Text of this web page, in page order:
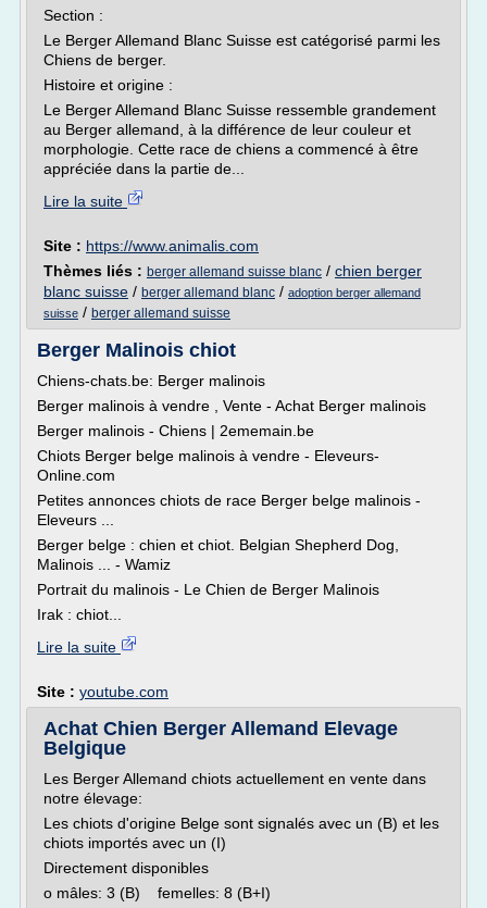
Section :
Le Berger Allemand Blanc Suisse est catégorisé parmi les
Chiens de berger.
Histoire et origine :
Le Berger Allemand Blanc Suisse ressemble grandement
au Berger allemand, à la différence de leur couleur et
morphologie. Cette race de chiens a commencé à être
appréciée dans la partie de...
Lire la suite
Site : https://www.animalis.com
Thèmes liés : berger allemand suisse blanc / chien berger
blanc suisse / berger allemand blanc / adoption berger allemand
suisse / berger allemand suisse
Berger Malinois chiot
Chiens-chats.be: Berger malinois
Berger malinois à vendre , Vente - Achat Berger malinois
Berger malinois - Chiens | 2ememain.be
Chiots Berger belge malinois à vendre - Eleveurs-
Online.com
Petites annonces chiots de race Berger belge malinois -
Eleveurs ...
Berger belge : chien et chiot. Belgian Shepherd Dog,
Malinois ... - Wamiz
Portrait du malinois - Le Chien de Berger Malinois
Irak : chiot...
Lire la suite
Site : youtube.com
Achat Chien Berger Allemand Elevage
Belgique
Les Berger Allemand chiots actuellement en vente dans
notre élevage:
Les chiots d'origine Belge sont signalés avec un (B) et les
chiots importés avec un (I)
Directement disponibles
o mâles: 3 (B) femelles: 8 (B+I)